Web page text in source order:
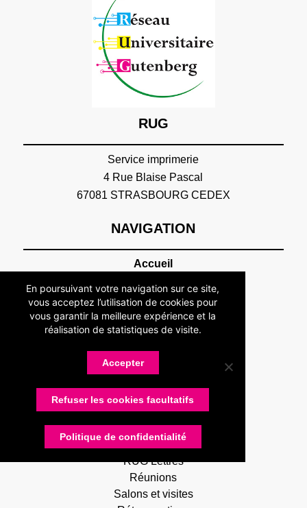
RUG
Service imprimerie
4 Rue Blaise Pascal
67081 STRASBOURG CEDEX
NAVIGATION
Accueil
Présentation
Devenir adhérent
Statuts
Partenaires
Devenir partenaire
Connexion
Contactez-nous
RUG Lettres
Réunions
Salons et visites
En poursuivant votre navigation sur ce site,
vous acceptez l’utilisation de cookies pour
vous garantir la meilleure expérience et la
réalisation de statistiques de visite.
Accepter
Refuser les cookies facultatifs
Politique de confidentialité